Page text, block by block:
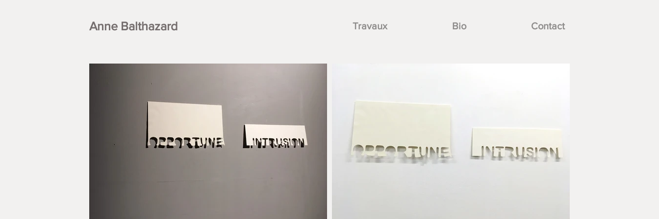
Anne Balthazard Travaux Bio Contact